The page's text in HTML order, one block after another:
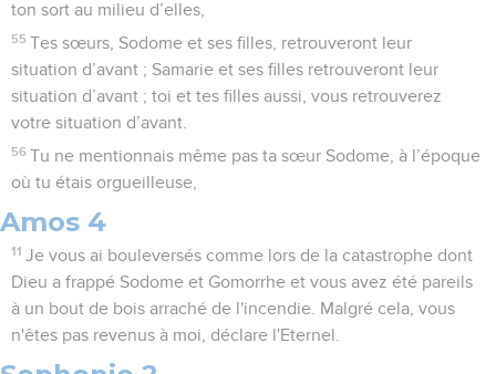
ton sort au milieu d’elles,
55 Tes sœurs, Sodome et ses filles, retrouveront leur
situation d’avant ; Samarie et ses filles retrouveront leur
situation d’avant ; toi et tes filles aussi, vous retrouverez
votre situation d’avant.
56 Tu ne mentionnais même pas ta sœur Sodome, à l’époque
où tu étais orgueilleuse,
Amos 4
11 Je vous ai bouleversés comme lors de la catastrophe dont
Dieu a frappé Sodome et Gomorrhe et vous avez été pareils
à un bout de bois arraché de l'incendie. Malgré cela, vous
n'êtes pas revenus à moi, déclare l'Eternel.